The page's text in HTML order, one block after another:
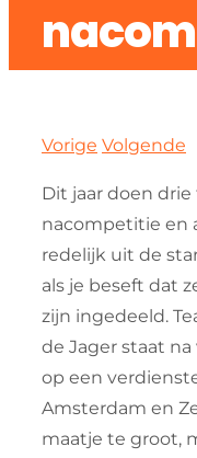
Vorige Volgende
Dit jaar doen
nacompetitie en
redelijk uit de
als je beseft dat
zijn ingedeeld.
de Jager staat
op een
Amsterdam en
maatje te groot,